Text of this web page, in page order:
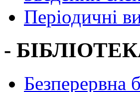
Періодичні
-
Безперервна